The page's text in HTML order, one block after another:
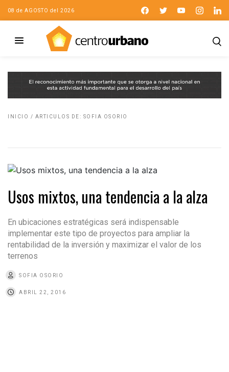
08 de AGOSTO del 2026
INICIO / ARTICULOS DE: SOFIA OSORIO
Usos mixtos, una tendencia a la alza
En ubicaciones estratégicas será indispensable
implementar este tipo de proyectos para ampliar la
rentabilidad de la inversión y maximizar el valor de los
terrenos
SOFIA OSORIO
ABRIL 22, 2016